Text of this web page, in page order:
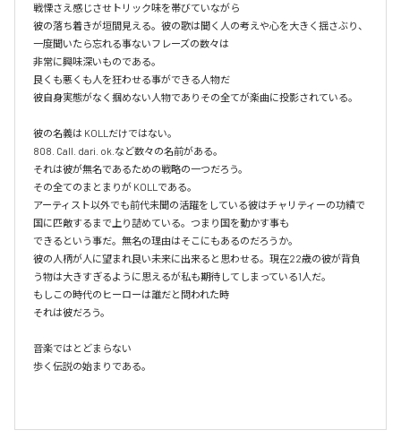
戦慄さえ感じさせトリック味を帯びていながら
彼の落ち着きが垣間見える。彼の歌は聞く人の考えや心を大きく揺さぶり、
一度聞いたら忘れる事ないフレーズの数々は
非常に興味深いものである。
良くも悪くも人を狂わせる事ができる人物だ
彼自身実態がなく掴めない人物でありその全てが楽曲に投影されている。
彼の名義は KOLLだけではない。
808. Call. dari. ok.など数々の名前がある。
それは彼が無名であるための戦略の一つだろう。
その全てのまとまりが KOLLである。
アーティスト以外でも前代未聞の活躍をしている彼はチャリティーの功績で
国に匹敵するまで上り詰めている。つまり国を動かす事も
できるという事だ。無名の理由はそこにもあるのだろうか。
彼の人柄が人に望まれ良い未来に出来ると思わせる。現在22歳の彼が背負
う物は大きすぎるように思えるが私も期待してしまっている1人だ。
もしこの時代のヒーローは誰だと問われた時
それは彼だろう。
音楽ではとどまらない
歩く伝説の始まりである。